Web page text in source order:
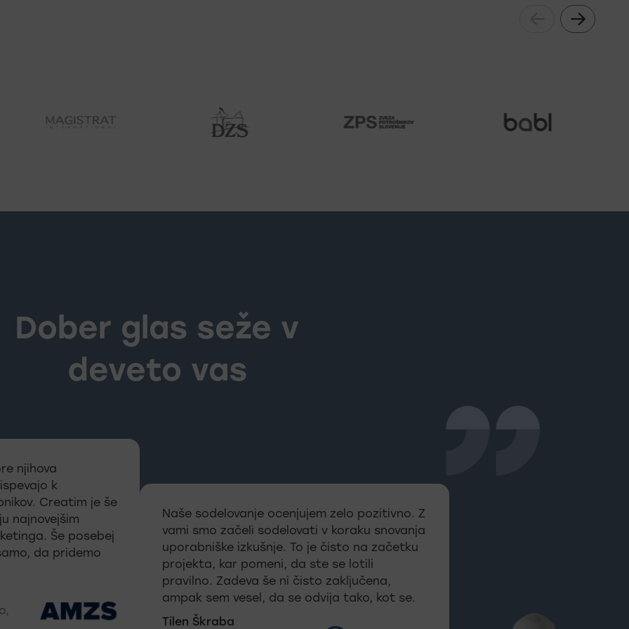
Dober glas seže v
deveto vas
njihova
k
Creatim je še
najnovejšim
Še posebej
da pridemo
Naše sodelovanje ocenjujem zelo pozitivno. Z
vami smo začeli sodelovati v koraku snovanja
uporabniške izkušnje. To je čisto na začetku
projekta, kar pomeni, da ste se lotili
pravilno. Zadeva še ni čisto zaključena,
ampak sem vesel, da se odvija tako, kot se.
Tilen Škraba